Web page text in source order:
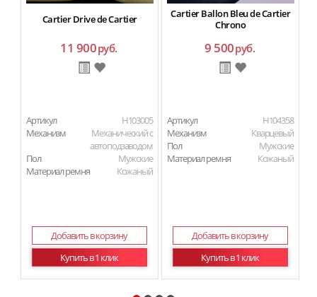
Cartier Drive de Cartier
11 900руб.
Артикул
H103005
Механизм
Механический с
автоподзаводом
Пол
Мужские
Материал ремня
Кожаный
Добавить в корзину
Купить в 1 клик
Cartier Ballon Bleu de Cartier
Chrono
9 500руб.
Артикул
H104358
Механизм
Кварцевый
Пол
Мужские
Материал ремня
Кожаный
Добавить в корзину
Купить в 1 клик